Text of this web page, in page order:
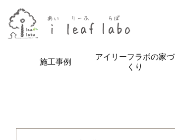
施工事例
アイリーフラボの家づ
くり